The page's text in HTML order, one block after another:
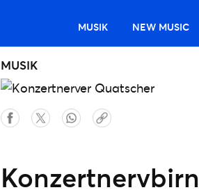
MUSIK NEW MUSIC
MUSIK